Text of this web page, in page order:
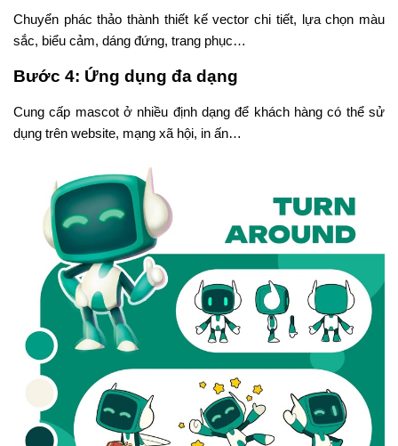
Chuyển phác thảo thành thiết kế vector chi tiết, lựa chọn màu
sắc, biểu cảm, dáng đứng, trang phục…
Bước 4: Ứng dụng đa dạng
Cung cấp mascot ở nhiều định dạng để khách hàng có thể sử
dụng trên website, mạng xã hội, in ấn…